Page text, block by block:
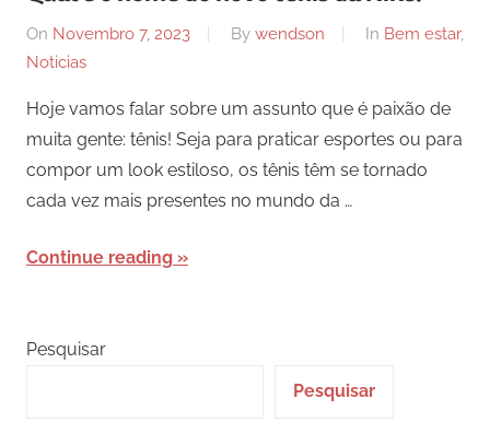
On Novembro 7, 2023 By wendson In Bem estar,
Noticias
Hoje vamos falar sobre um assunto que é paixão de
muita gente: tênis! Seja para praticar esportes ou para
compor um look estiloso, os tênis têm se tornado
cada vez mais presentes no mundo da …
Continue reading
Pesquisar
Pesquisar